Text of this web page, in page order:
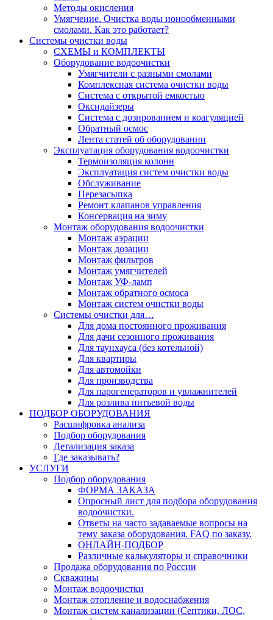
Методы окисления
Умягчение. Очистка воды ионообменными
смолами. Как это работает?
Системы очистки воды
СХЕМЫ и КОМПЛЕКТЫ
Оборудование водоочистки
Умягчители с разными смолами
Комплексная система очистки воды
Система с открытой емкостью
Оксидайзеры
Система с дозированием и коагуляцией
Обратный осмос
Лента статей об оборудовании
Эксплуатация оборудования водоочистки
Термоизоляция колонн
Эксплуатация систем очистки воды
Обслуживание
Перезасыпка
Ремонт клапанов управления
Консервация на зиму
Монтаж оборудования водоочистки
Монтаж аэрации
Монтаж дозации
Монтаж фильтров
Монтаж умягчителей
Монтаж УФ-ламп
Монтаж обратного осмоса
Монтаж систем очистки воды
Системы очистки для…
Для дома постоянного проживания
Для дачи сезонного проживания
Для таунхауса (без котельной)
Для квартиры
Для автомойки
Для производства
Для парогенераторов и увлажнителей
Для розлива питьевой воды
ПОДБОР ОБОРУДОВАНИЯ
Расшифровка анализа
Подбор оборудования
Детализация заказа
Где заказывать?
УСЛУГИ
Подбор оборудования
ФОРМА ЗАКАЗА
Опросный лист для подбора оборудования
водоочистки.
Ответы на часто задаваемые вопросы на
тему заказа оборудования. FAQ по заказу.
ОНЛАЙН-ПОДБОР
Различные калькуляторы и справочники
Продажа оборудования по России
Скважины
Монтаж водоочистки
Монтаж отопление и водоснабжения
Монтаж систем канализации (Септики, ЛОС,